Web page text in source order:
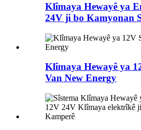
Klîmaya Hewayê ya
24V ji bo Kamyonan
Klîmaya Hewayê ya
Van New Energy